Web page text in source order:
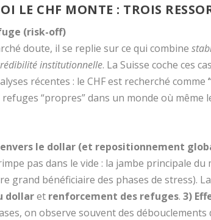
LE CHF MONTE : TROIS
(risk-off)
doute, il se replie sur ce qui combine
institutionnelle. La Suisse coche ces
récentes : le CHF est recherché comme
“propres” dans un monde où même
envers le dollar (et repositionnement
pas dans le vide : la jambe principale
grand bénéficiaire des phases de stress).
dollaret renforcement des refuges.3)
on observe souvent des